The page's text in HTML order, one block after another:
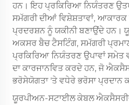
ਹਨ। ਇਹ ਪ੍ਰਕਿਰਿਆ ਨਿਯੰਤਰਣ
ਸਮੱਗਰੀ ਦੀਆਂ ਵਿਸ਼ੇਸ਼ਤਾਵਾਂ,
ਪ੍ਰਦਰਸ਼ਨ ਨੂੰ ਯਕੀਨੀ ਬਣਾਉਂਦੇ ਹਨ।
ਅਕਸਰ ਬੈਚ ਟੈਸਟਿੰਗ, ਸਮੱਗਰੀ
ਪ੍ਰਕਿਰਿਆ ਨਿਯੰਤਰਣ ਉਪਾਵਾਂ ਸਮੇਤ
ਦਾ ਕਾਰਜਾਨਵਿਤ ਕਰਦੇ ਹਨ, ਜੋ
ਭਰੋਸੇਯੋਗਤਾ 'ਤੇ ਵਧੇਰੇ ਭਰੋਸਾ ਪ੍ਰਦਾਨ
ਯੂਰਪੀਅਨ-ਸਟਾਈਲ ਕੇਬਲ